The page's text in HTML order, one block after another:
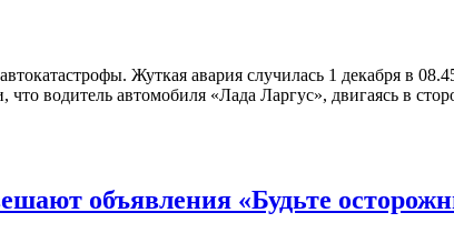
Жуткая авария случилась 1 декабря в
водитель автомобиля «Лада Ларгус», двигаясь в
объявления «Будьте